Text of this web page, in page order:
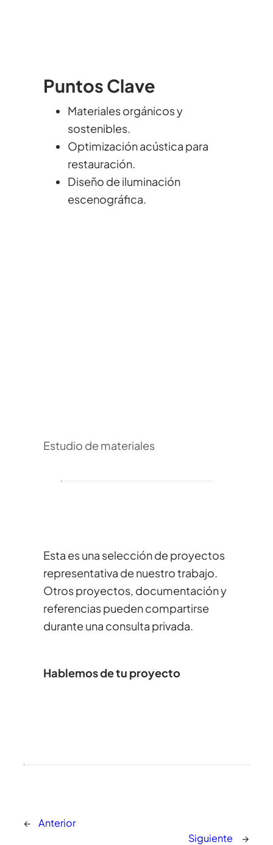
Puntos Clave
Materiales orgánicos y
sostenibles.
Optimización acústica para
restauración.
Diseño de iluminación
escenográfica.
Estudio de materiales
Esta es una selección de proyectos
representativa de nuestro trabajo.
Otros proyectos, documentación y
referencias pueden compartirse
durante una consulta privada.
Hablemos de tu proyecto
←
Anterior
Siguiente
→